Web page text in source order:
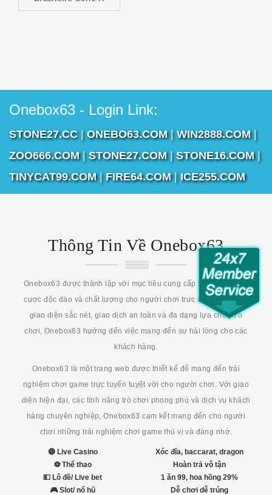
Onebox63 - Login Link:
STONE27.CC|ONEBO63.COM|WIN2888.COM|
ZOO666.COM|STONE27.COM|STONE16.COM|
TINYCAT99.COM| FIRE64.COM| ICE255.COM
Thông Tin Về Onebox63
Onebox63 được thành lập với mục tiêu cung cấp trải nghiệm cá
cược độc đáo và chất lượng cho người chơi trực tuyến. Với một
giao diện sắc nét, giao dịch an toàn và đa dạng lựa chọn trò
chơi, Onebox63 hướng đến việc mang đến sự hài lòng cho các
khách hàng.
Onebox63 là một trang web được thiết kế để mang đến trải
nghiệm chơi game trực tuyến tuyệt vời cho người chơi. Với giao
diện hiện đại, các tính năng trò chơi phong phú và dịch vụ khách
hàng chuyên nghiệp, Onebox63 cam kết mang đến cho người
chơi những trải nghiệm chơi game thú vị và đáng nhớ.
🔴 Live Casino
Xóc đĩa, baccarat, dragon
⚽ Thể thao
Hoàn trả vô tận
💵 Lô đề/ Live bet
1 ăn 99, hoa hồng 29%
🎮 Slot/ nổ hũ
Dễ chơi dễ trúng